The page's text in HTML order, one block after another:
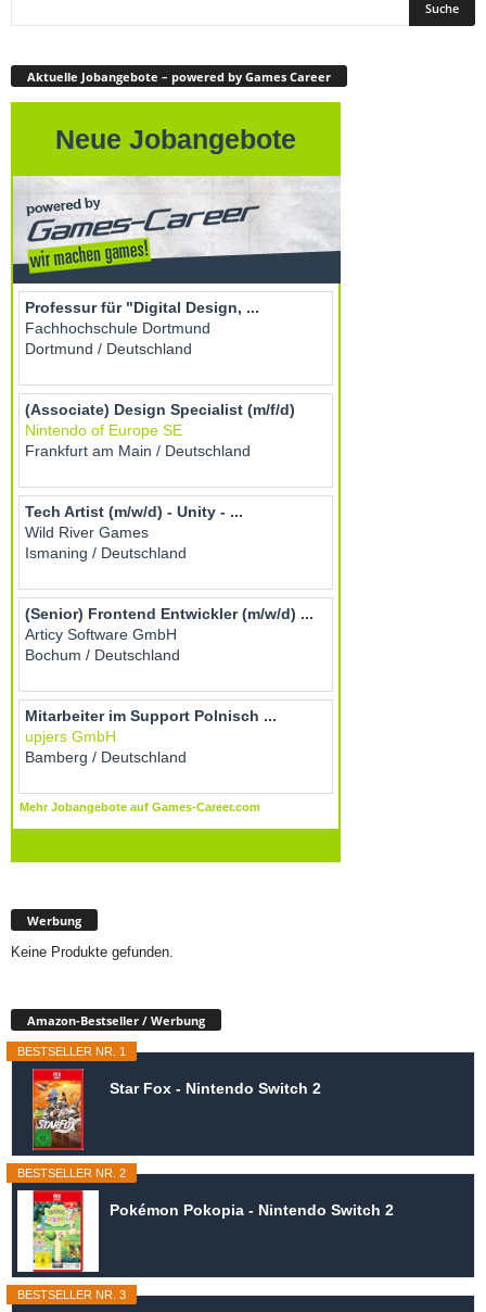
Aktuelle Jobangebote – powered by Games Career
Werbung
Keine Produkte gefunden.
Amazon-Bestseller / Werbung
BESTSELLER NR. 1
Star Fox - Nintendo Switch 2
BESTSELLER NR. 2
Pokémon Pokopia - Nintendo Switch 2
BESTSELLER NR. 3